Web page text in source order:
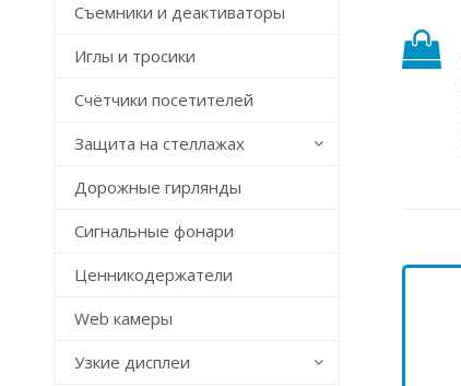
Съемники и деактиваторы
Иглы и тросики
Счётчики посетителей
Защита на стеллажах
Дорожные гирлянды
Сигнальные фонари
Ценникодержатели
Web камеры
Узкие дисплеи